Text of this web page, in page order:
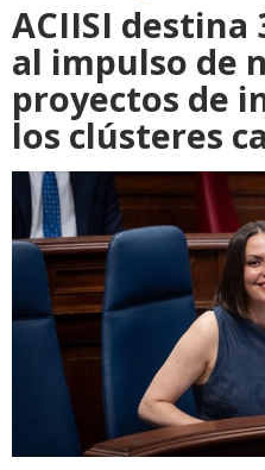
ACIISI destina
al impulso de
proyectos de
los clústeres